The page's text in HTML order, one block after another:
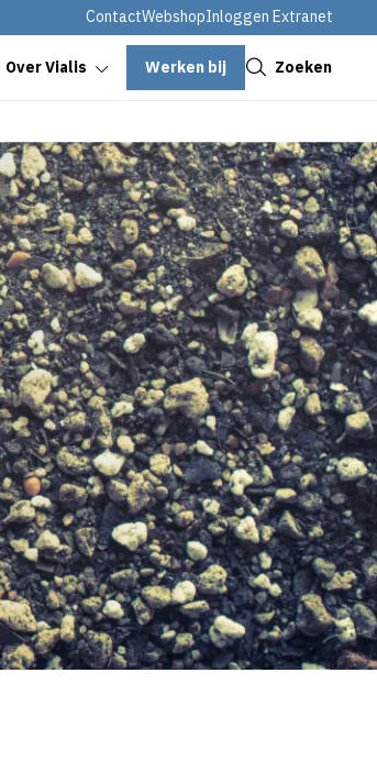
ContactWebshopInloggen Extranet
Over Vialis Werken bij Zoeken
Sluiten